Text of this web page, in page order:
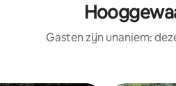
Gasten zijn unaniem: